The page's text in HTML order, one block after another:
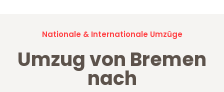
Nationale & Internationale Umzüge
Umzug von Bremen
nach